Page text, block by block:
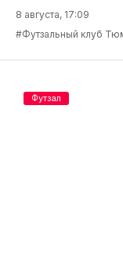
8 августа, 17:09
#Футзальный клуб
Футзал